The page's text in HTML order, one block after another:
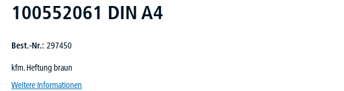
100552061 DIN A4
Best.-Nr.: 297450
kfm. Heftung braun
Weitere Informationen